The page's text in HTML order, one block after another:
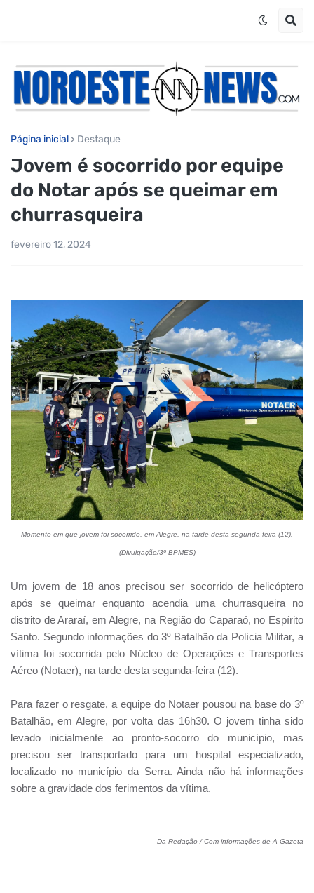
Página inicial Destaque
Jovem é socorrido por equipe
do Notar após se queimar em
churrasqueira
fevereiro 12, 2024
Momento em que jovem foi socorrido, em Alegre, na tarde desta segunda-feira (12).
(Divulgação/3º BPMES)
Um jovem de 18 anos precisou ser socorrido de helicóptero
após se queimar enquanto acendia uma churrasqueira no
distrito de Araraí, em Alegre, na Região do Caparaó, no Espírito
Santo. Segundo informações do 3º Batalhão da Polícia Militar, a
vítima foi socorrida pelo Núcleo de Operações e Transportes
Aéreo (Notaer), na tarde desta segunda-feira (12).
Para fazer o resgate, a equipe do Notaer pousou na base do 3º
Batalhão, em Alegre, por volta das 16h30. O jovem tinha sido
levado inicialmente ao pronto-socorro do município, mas
precisou ser transportado para um hospital especializado,
localizado no município da Serra. Ainda não há informações
sobre a gravidade dos ferimentos da vítima.
Da Redação / Com informações de A Gazeta